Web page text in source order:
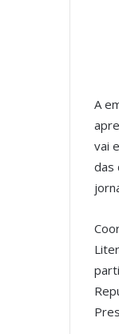
A
vai
das